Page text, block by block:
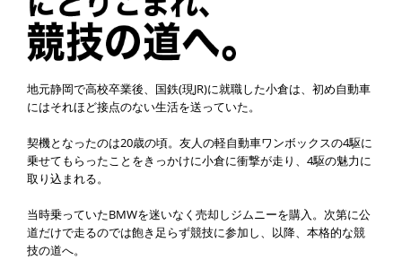
地元静岡で高校卒業後、国鉄(現JR)に就職した小倉は、初め自動車
にはそれほど接点のない生活を送っていた。
契機となったのは20歳の頃。友人の軽自動車ワンボックスの4駆に
乗せてもらったことをきっかけに小倉に衝撃が走り、4駆の魅力に
取り込まれる。
当時乗っていたBMWを迷いなく売却しジムニーを購入。次第に公
道だけで走るのでは飽き足らず競技に参加し、以降、本格的な競
技の道へ。